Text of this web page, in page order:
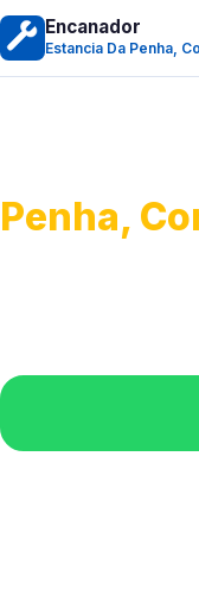
Encanador
Estancia Da Penha,
Penha,